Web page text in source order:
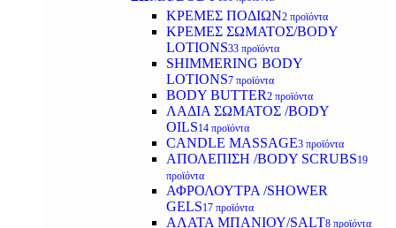
ΚΡΕΜΕΣ ΠΟΔΙΩΝ2 προϊόντα
ΚΡΕΜΕΣ ΣΩΜΑΤΟΣ/BODY
LOTIONS33 προϊόντα
SHIMMERING BODY
LOTIONS7 προϊόντα
BODY BUTTER2 προϊόντα
ΛΑΔΙΑ ΣΩΜΑΤΟΣ /BODY
OILS14 προϊόντα
CANDLE MASSAGE3 προϊόντα
ΑΠΟΛΕΠΙΣΗ /BODY SCRUBS19
προϊόντα
ΑΦΡΟΛΟΥΤΡΑ /SHOWER
GELS17 προϊόντα
ΑΛΑΤΑ ΜΠΑΝΙΟΥ/SALT8 προϊόντα